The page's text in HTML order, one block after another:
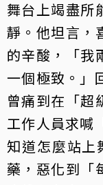
舞台上竭盡所
靜。他坦言，
的辛酸，「我
一個極致。」
曾痛到在「超
工作人員求喊
知道怎麼站上
藥，惡化到「